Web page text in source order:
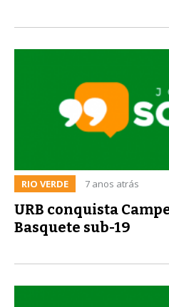
RIO VERDE 7 anos atrás
URB conquista
Basquete sub-19